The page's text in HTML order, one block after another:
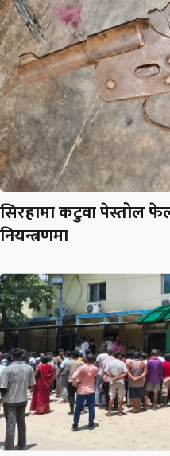
सिरहामा कटुवा पेस्तोल
नियन्त्रणमा